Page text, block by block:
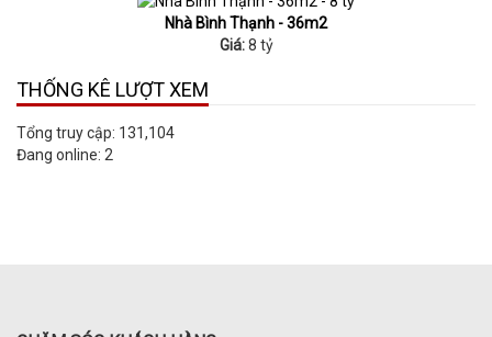
Nhà Bình Thạnh - 36m2
Giá:8 tỷ
THỐNG KÊ LƯỢT XEM
Tổng truy cập: 131,104
Đang online: 2